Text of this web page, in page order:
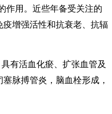
作用。近些年备受关注的
增强活性和抗衰老、抗辐
有活血化瘀、扩张血管及
脉搏管炎，脑血栓形成，